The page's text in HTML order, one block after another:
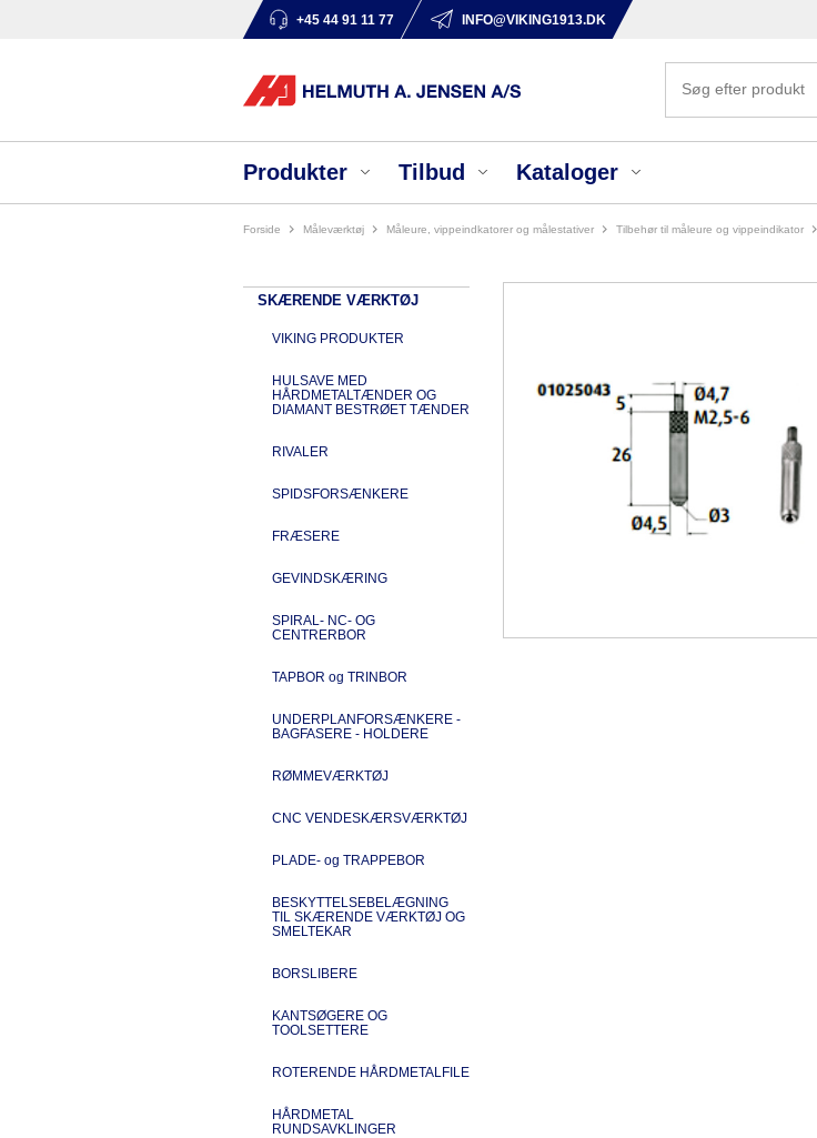
+45 44 91 11 77 INFO@VIKING1913.DK
Produkter Tilbud Kataloger
Forside måleværktøj måleure, vippeindkatorer og målestativer tilbehør til måleure og vippeindikator
SKÆRENDE VÆRKTØJ
VIKING PRODUKTER
HULSAVE MED
HÅRDMETALTÆNDER OG
DIAMANT BESTRØET TÆNDER
RIVALER
SPIDSFORSÆNKERE
FRÆSERE
GEVINDSKÆRING
SPIRAL- NC- OG
CENTRERBOR
TAPBOR og TRINBOR
UNDERPLANFORSÆNKERE -
BAGFASERE - HOLDERE
RØMMEVÆRKTØJ
CNC VENDESKÆRSVÆRKTØJ
PLADE- og TRAPPEBOR
BESKYTTELSEBELÆGNING
TIL SKÆRENDE VÆRKTØJ OG
SMELTEKAR
BORSLIBERE
KANTSØGERE OG
TOOLSETTERE
ROTERENDE HÅRDMETALFILE
HÅRDMETAL
RUNDSAVKLINGER